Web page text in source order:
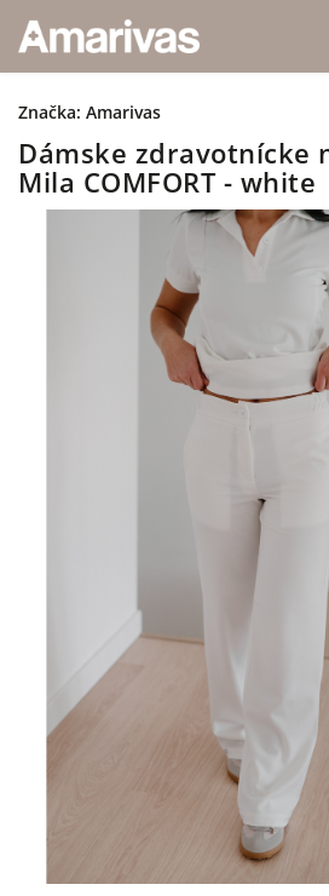
Dámske zdravotnícke
Mila COMFORT - white
Značka: Amarivas